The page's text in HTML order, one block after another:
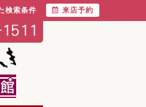
検索条件 来店予約